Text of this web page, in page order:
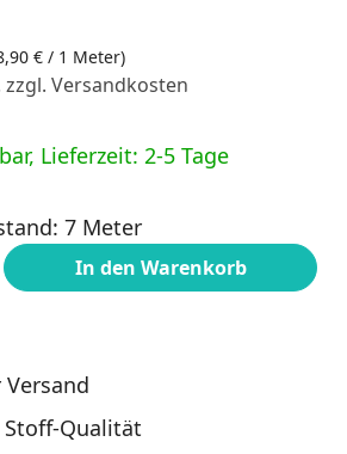
€ / 1 Meter)
Versandkosten
Lieferzeit: 2-5 Tage
7 Meter
Gib den gewünschten
In den Warenkorb
Qualität